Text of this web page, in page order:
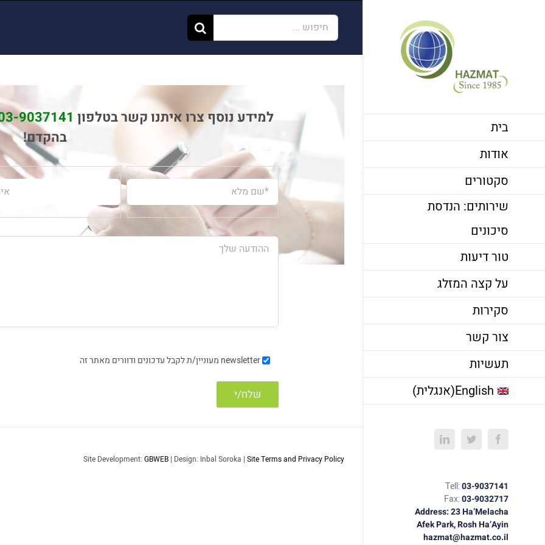
בית
אודות
סקטורים
שירותים: הנדסת
סיכונים
טור דיעות
על קצה המזלג
סקירות
צור קשר
תעשיות
English
(אנגלית)
Facebook
Twitter
LinkedIn
Tell:03-9037141
Fax:03-9032717
Address: 23 Ha’Melacha
Afek Park, Rosh Ha’Ayin
hazmat@hazmat.co.il
חיפוש...
למידע נוסף צרו איתנו קשר בטלפון 9037141
בהקדם!
newsletter מעוניין/ת לקבל עדכונים ודוורים מאתר זה
Site Development: GBWEB | Design: Inbal Soroka | Site Terms and Privacy Policy